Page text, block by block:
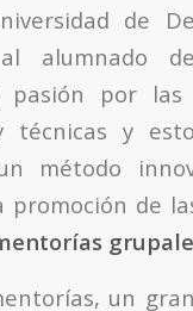
de
alumnado
por las
técnicas y
método
promoción de
un